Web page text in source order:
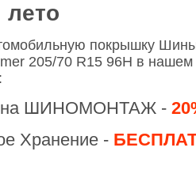
лето
покрышку
205/70 R15 96H в нашем
на ШИНОМОНТАЖ -
Хранение -